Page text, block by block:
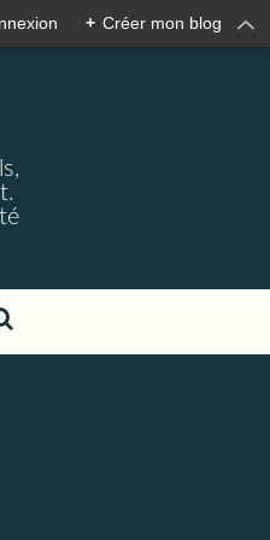
+ Créer mon blog